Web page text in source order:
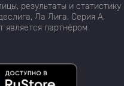
результаты и статистику
Ла Лига, Серия А,
партнёром